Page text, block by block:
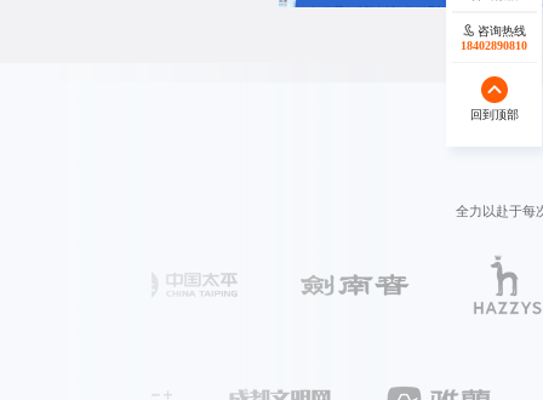
全力以赴于每
咨询热线
17723342546
回到顶部
咨询热线
18402890810
回到顶部